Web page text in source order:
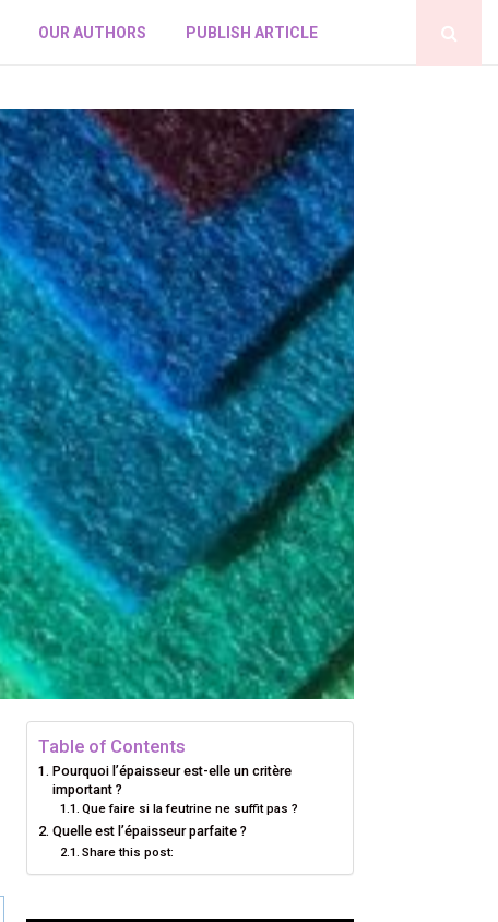
OUR AUTHORS PUBLISH ARTICLE
Table of Contents
Pourquoi l’épaisseur est-elle un critère
important ?
Que faire si la feutrine ne suffit pas ?
Quelle est l’épaisseur parfaite ?
Share this post: